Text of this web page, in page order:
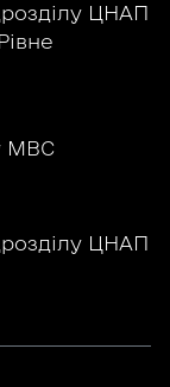
ЦНАП
МВС
ЦНАП